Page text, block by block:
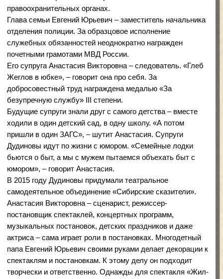
папа Евгений Юрьевич своими руками делает декорации к
спектаклям и постановкам. К этому делу он подходит
творчески и ответственно. Однажды для спектакля «Жил-
градусов мороза. Евгений Юрьевич на охотничьих лыжах
отправился на болото за камышом. Когда супруга-
режиссер пришла с работы, ее ждала настоящая хата с
крышей из камыша. «В этом году он сделал такую пушку
на 9 мая, она даже стреляла, – с восторгом рассказывает
Анастасия. – Все спрашивали: „Настоящая?“ В
конкурс».
Каждый год к празднованию Дня Победы многодетная
мама Анастасия ставит на сцене Дома культуры
музыкальный спектакль. Сельчане с нетерпением ждут
военных постановок. В селе Кочки этот праздник всегда
отмечается очень трогательно. Кроме этого, семья
полиции, и участвует в них.
«Нам на работе не хватает положительных эмоций, и мы
черпаем их из творчества, – говорит Анастасия, – оно
делает нашу жизнь яркой и красочной».
Анастасия Викторовна – участница вокального ансамбля
«Вечора», поет народные песни. Моду на исполнение
ввела Анастасия. Много лет назад, выиграв грант на
спектакль, она сшила украинские народные костюмы,
передала их клубу. Теперь в этих костюмах выступают
самодеятельные артисты.
Творческая деятельность Анастасии Викторовны
отмечена самыми разными наградами: дипломом
ансамбль», за «Лучшую женскую роль второго плана»,
дипломом лауреата 1-й степени ансамбля «Вечора» в